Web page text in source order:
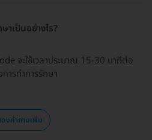
าเป็นอย่างไร?
จะใช้เวลาประมาณ 15-30 นาทีต่อ
รทำการรักษา
งคำถามเพิ่ม